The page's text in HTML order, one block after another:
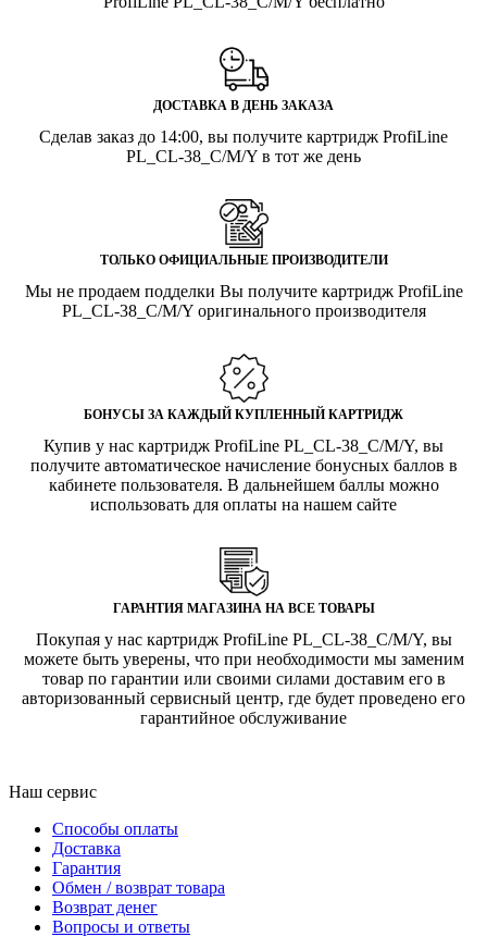
ДОСТАВКА В ДЕНЬ ЗАКАЗА
Сделав заказ до 14:00, вы получите картридж ProfiLine
PL_CL-38_C/M/Y в тот же день
ТОЛЬКО ОФИЦИАЛЬНЫЕ ПРОИЗВОДИТЕЛИ
Мы не продаем подделки Вы получите картридж ProfiLine
PL_CL-38_C/M/Y оригинального производителя
БОНУСЫ ЗА КАЖДЫЙ КУПЛЕННЫЙ КАРТРИДЖ
Купив у нас картридж ProfiLine PL_CL-38_C/M/Y, вы
получите автоматическое начисление бонусных баллов в
кабинете пользователя. В дальнейшем баллы можно
использовать для оплаты на нашем сайте
ГАРАНТИЯ МАГАЗИНА НА ВСЕ ТОВАРЫ
Покупая у нас картридж ProfiLine PL_CL-38_C/M/Y, вы
можете быть уверены, что при необходимости мы заменим
товар по гарантии или своими силами доставим его в
авторизованный сервисный центр, где будет проведено его
гарантийное обслуживание
Наш сервис
Способы оплаты
Доставка
Гарантия
Обмен / возврат товара
Возврат денег
Вопросы и ответы